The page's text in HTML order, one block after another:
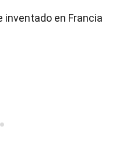
inventado en Francia